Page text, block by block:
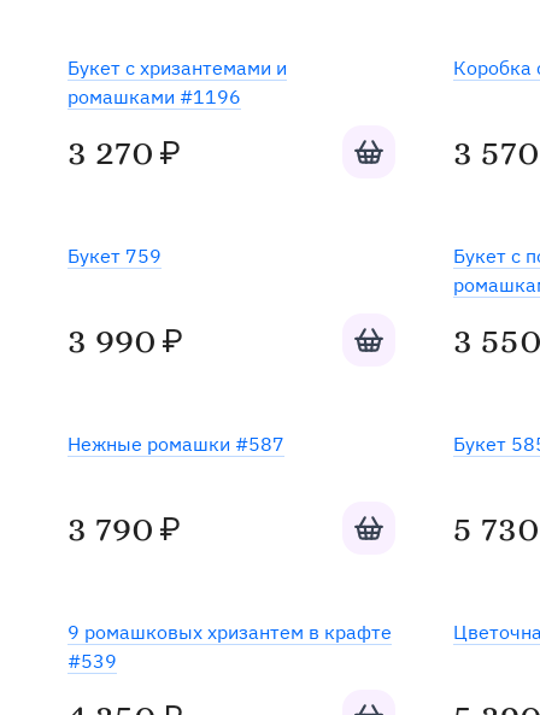
Букет с хризантемами и
ромашками #1196
3 270 ₽ Добавить в корзину
3 570
Букет 759
3 990 ₽ Добавить в корзину
Букет с
3
Нежные ромашки #587
3 790 ₽ Добавить в корзину
Букет
5 730
9 ромашковых хризантем в крафте
#539
Хит
Добавить в корзину